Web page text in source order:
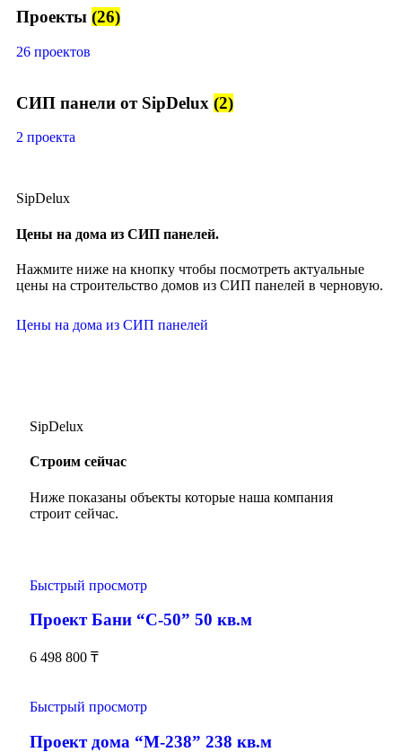
Проекты (26)
26 проектов
СИП панели от SipDelux (2)
2 проекта
SipDelux
Цены на дома из СИП панелей.
Нажмите ниже на кнопку чтобы посмотреть актуальные
цены на строительство домов из СИП панелей в черновую.
Цены на дома из СИП панелей
SipDelux
Строим сейчас
Ниже показаны объекты которые наша компания
строит сейчас.
Быстрый просмотр
Проект Бани “С-50” 50 кв.м
6 498 800 ₸
Быстрый просмотр
Проект дома “М-238” 238 кв.м